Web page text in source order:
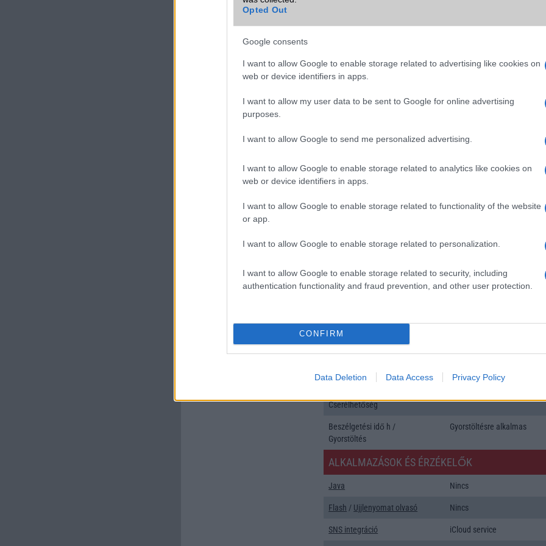
Opted Out
Google consents
I want to allow Google to enable storage related to advertising like cookies on
web or device identifiers in apps.
I want to allow my user data to be sent to Google for online advertising
purposes.
I want to allow Google to send me personalized advertising.
I want to allow Google to enable storage related to analytics like cookies on
web or device identifiers in apps.
I want to allow Google to enable storage related to functionality of the website
or app.
I want to allow Google to enable storage related to personalization.
I want to allow Google to enable storage related to security, including
authentication functionality and fraud prevention, and other user protection.
CONFIRM
Data Deletion Data Access Privacy Policy
Bluetooth
B/T extra A2DP
Nincs
Wi-Fi extra Nincs
Blackberry Nincs
GPS
aGPS (USA), Glonass (Orosz),
BDS (Kína), Galileo (EU), QZSS
Push to Talk Nincs
AKKUMULÁTOR
Cserélhetőség
Beszélgetési idő h /
Gyorstöltés
Gyorstöltésre alkalmas
ALKALMAZÁSOK ÉS ÉRZÉKELŐK
Java Nincs
Flash / Ujjlenyomat olvasó Nincs
SNS integráció iCloud service